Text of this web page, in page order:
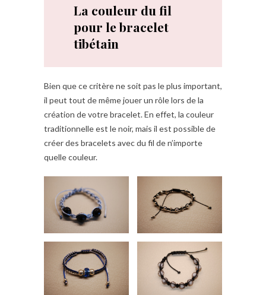
La couleur du fil
pour le bracelet
tibétain
Bien que ce critère ne soit pas le plus important,
il peut tout de même jouer un rôle lors de la
création de votre bracelet. En effet, la couleur
traditionnelle est le noir, mais il est possible de
créer des bracelets avec du fil de n’importe
quelle couleur.